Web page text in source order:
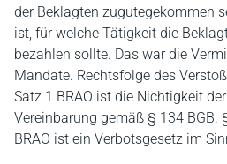
der Beklagten zugutegekommen
ist, für welche Tätigkeit die
bezahlen sollte. Das war die
Mandate. Rechtsfolge des
Satz 1 BRAO ist die Nichtigkeit
Vereinbarung gemäß § 134 BGB.
BRAO ist ein Verbotsgesetz im